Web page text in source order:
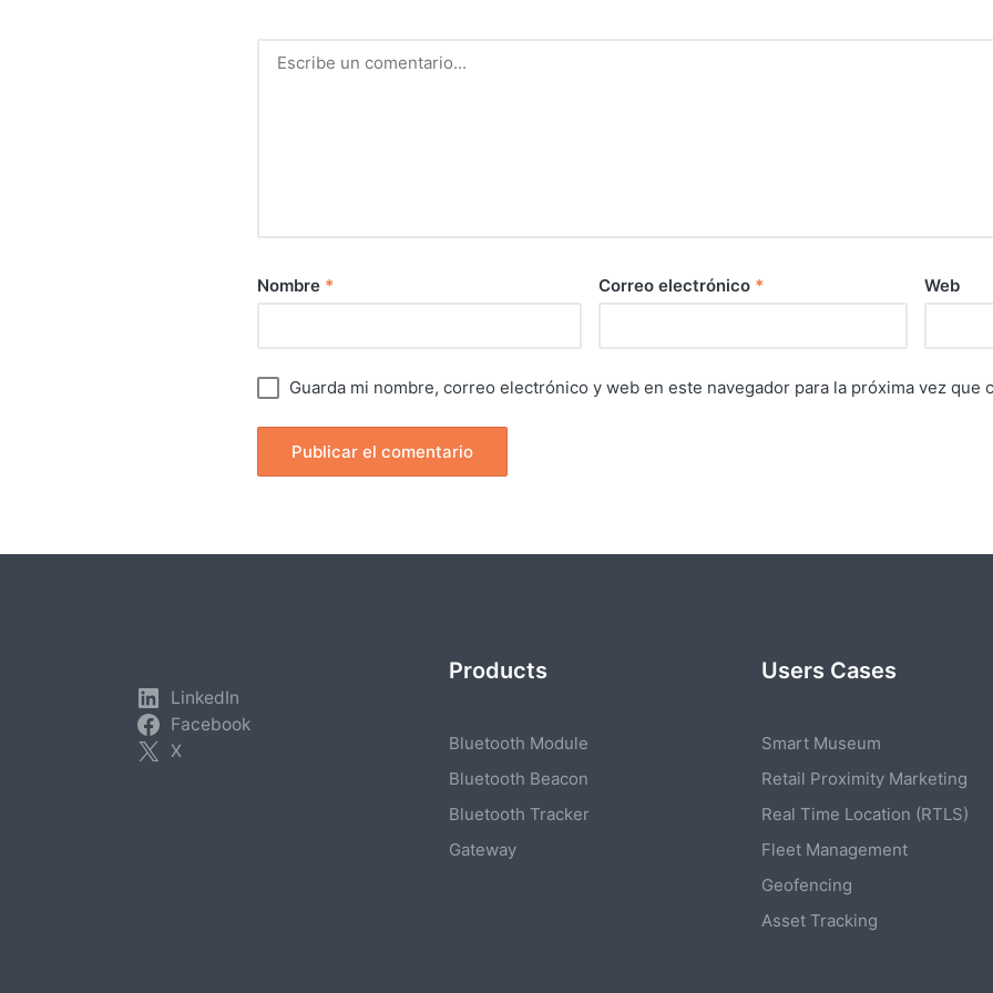
Nombre * Correo electrónico * Web
Guarda mi nombre, correo electrónico y web en este navegador para la próxima vez que
LinkedIn
Facebook
X
Products
Bluetooth Module
Bluetooth Beacon
Bluetooth Tracker
Gateway
Users Cases
Smart Museum
Retail Proximity Marketing
Real Time Location (RTLS)
Fleet Management
Geofencing
Asset Tracking